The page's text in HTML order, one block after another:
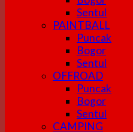
Sentul
PAINTBALL
Puncak
Bogor
Sentul
OFFROAD
Puncak
Bogor
Sentul
CAMPING